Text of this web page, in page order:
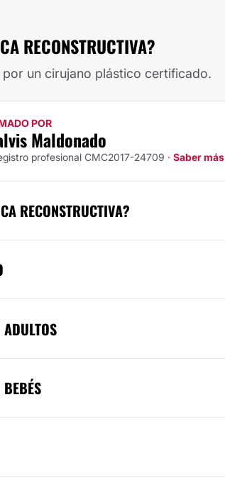
RECONSTRUCTIVA?
un cirujano plástico certificado.
POR
Maldonado
profesional CMC2017-24709 · Saber más
RECONSTRUCTIVA?